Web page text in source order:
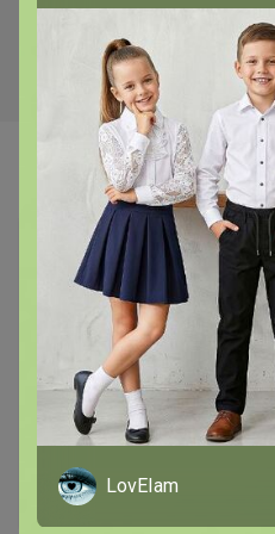
Самые желанные
Хит
LovEIam